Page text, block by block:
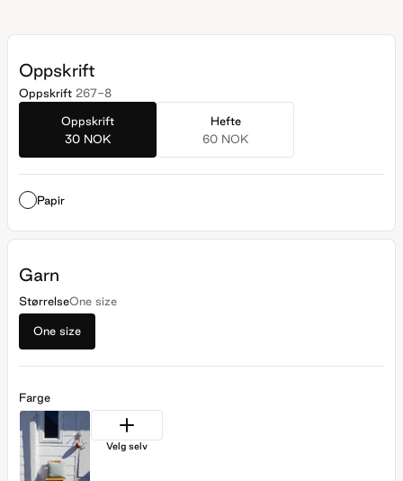
Oppskrift
Oppskrift 267-8
Oppskrift
30 NOK
Hefte
60 NOK
Papir
Garn
StørrelseOne size
One size
Farge
Velg selv